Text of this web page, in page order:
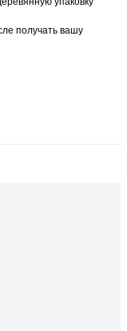
получать вашу